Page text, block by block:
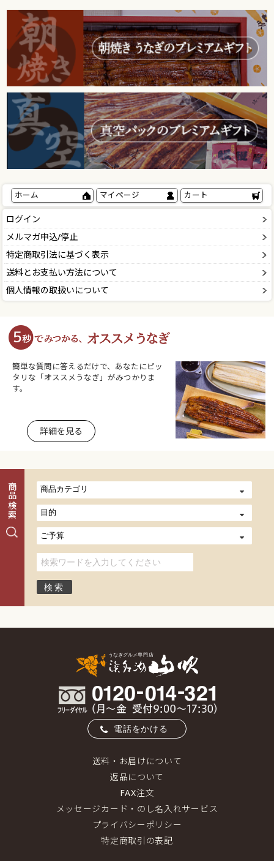
ホーム マイページ カート
ログイン
メルマガ申込/停止
特定商取引法に基づく表示
送料とお支払い方法について
個人情報の取扱いについて
簡単な質問に答えるだけで、あなたにピッ
タリな「オススメうなぎ」がみつかりま
す。
詳細を見る
商品検索
電話をかける
送料・お届けについて
返品について
FAX注文
メッセージカード・のし名入れサービス
プライバシーポリシー
特定商取引の表記